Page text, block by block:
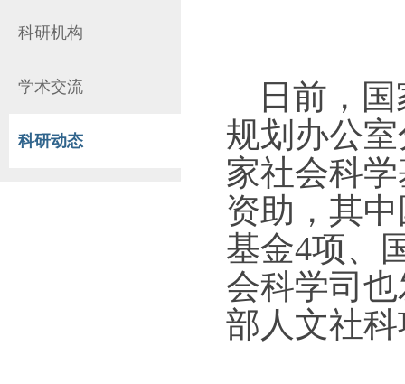
科研机构
学术交流
科研动态
日前，
规划办公
家社会科
资助，其
基金4项、
会科学司 也
部人文社